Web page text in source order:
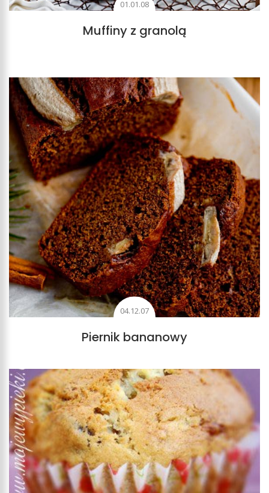
01.01.08
Muffiny z granolą
04.12.07
Piernik bananowy